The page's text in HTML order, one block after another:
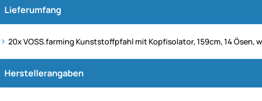
Lieferumfang
20x VOSS.farming Kunststoffpfahl mit Kopfisolator, 159cm, 14 Ösen,
Herstellerangaben